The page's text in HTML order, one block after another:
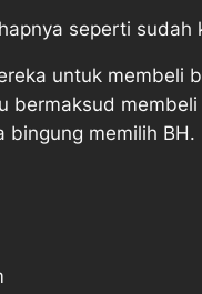
seperti sudah
untuk membeli
bermaksud
bingung memilih BH.